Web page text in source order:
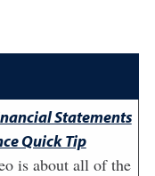
Statements
Quick Tip
is about all of the